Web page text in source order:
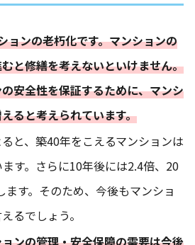
ョンの老朽化です。マンションの
と修繕を考えないといけません。
安全性を保証するために、マンシ
ると考えられています。
と、築40年をこえるマンションは
す。さらに10年後には2.4倍、20
す。そのため、今後もマンショ
るでしょう。